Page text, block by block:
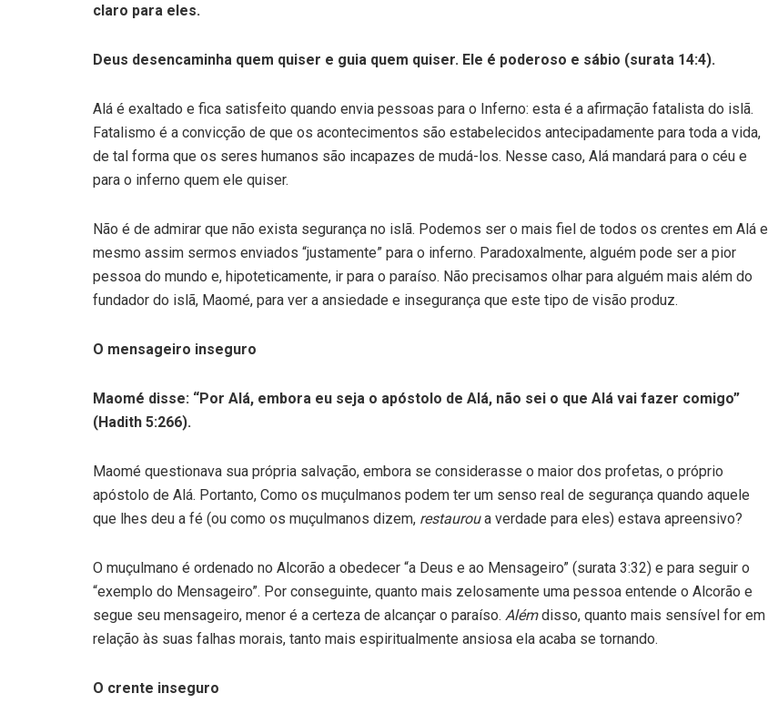
claro para eles.
Deus desencaminha quem quiser e guia quem quiser. Ele é poderoso e sábio (surata 14:4).
Alá é exaltado e fica satisfeito quando envia pessoas para o Inferno: esta é a afirmação fatalista do islã.
Fatalismo é a convicção de que os acontecimentos são estabelecidos antecipadamente para toda a vida,
de tal forma que os seres humanos são incapazes de mudá-los. Nesse caso, Alá mandará para o céu e
para o inferno quem ele quiser.
Não é de admirar que não exista segurança no islã. Podemos ser o mais fiel de todos os crentes em Alá e
mesmo assim sermos enviados “justamente” para o inferno. Paradoxalmente, alguém pode ser a pior
pessoa do mundo e, hipoteticamente, ir para o paraíso. Não precisamos olhar para alguém mais além do
fundador do islã, Maomé, para ver a ansiedade e insegurança que este tipo de visão produz.
O mensageiro inseguro
Maomé disse: “Por Alá, embora eu seja o apóstolo de Alá, não sei o que Alá vai fazer comigo”
(Hadith 5:266).
Maomé questionava sua própria salvação, embora se considerasse o maior dos profetas, o próprio
apóstolo de Alá. Portanto, Como os muçulmanos podem ter um senso real de segurança quando aquele
que lhes deu a fé (ou como os muçulmanos dizem, restauroua verdade para eles) estava apreensivo?
O muçulmano é ordenado no Alcorão a obedecer “a Deus e ao Mensageiro” (surata 3:32) e para seguir o
“exemplo do Mensageiro”. Por conseguinte, quanto mais zelosamente uma pessoa entende o Alcorão e
segue seu mensageiro, menor é a certeza de alcançar o paraíso. Alémdisso, quanto mais sensível for em
relação às suas falhas morais, tanto mais espiritualmente ansiosa ela acaba se tornando.
O crente inseguro